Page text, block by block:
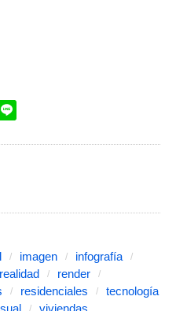
imagen
infografía
realidad
render
residenciales
tecnología
viviendas